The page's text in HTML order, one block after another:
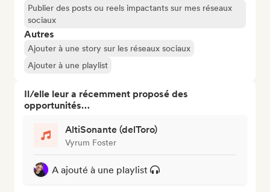
Publier des posts ou reels impactants sur mes réseaux
sociaux
Autres
Ajouter à une story sur les réseaux sociaux
Ajouter à une playlist
Il/elle leur a récemment proposé des
opportunités…
AltiSonante (delToro)
Vyrum Foster
A ajouté à une playlist